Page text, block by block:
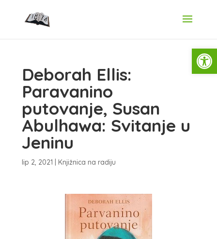
Deborah Ellis:
Paravanino
putovanje, Susan
Abulhawa: Svitanje u
Jeninu
lip 2, 2021 Knjižnica na radiju